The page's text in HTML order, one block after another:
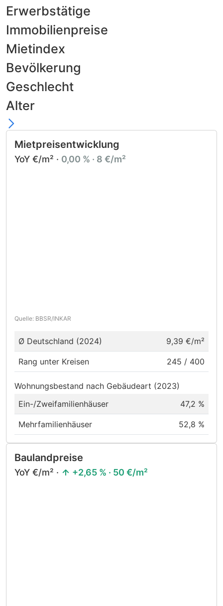
Erwerbstätige
Immobilienpreise
Mietindex
Bevölkerung
Geschlecht
Alter
Mietpreisentwicklung
YoY €/m² · 0,00 % · 8 €/m²
Quelle: BBSR/INKAR
Ø Deutschland (2024) 9,39 €/m²
Rang unter Kreisen 245 / 400
Wohnungsbestand nach Gebäudeart (2023)
Ein-/Zweifamilienhäuser
47,2 %
Mehrfamilienhäuser 52,8 %
Baulandpreise
YoY €/m² · +2,65 % · 50 €/m²